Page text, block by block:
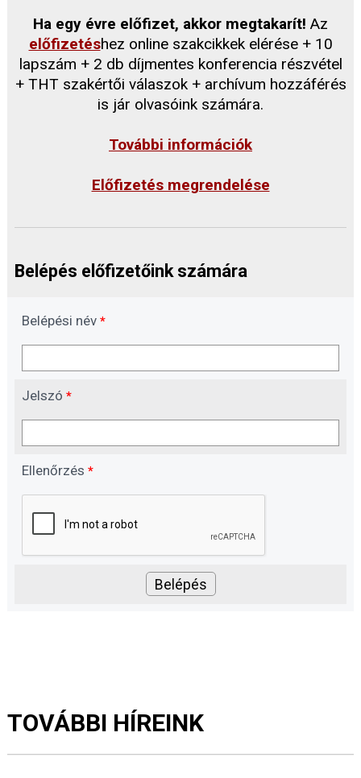
Ha egy évre előfizet, akkor megtakarít! Az
előfizetéshez online szakcikkek elérése + 10
lapszám + 2 db díjmentes konferencia részvétel
+ THT szakértői válaszok + archívum hozzáférés
is jár olvasóink számára.
További információk
Előfizetés megrendelése
Belépés előfizetőink számára
Belépési név *
Jelszó *
Ellenőrzés *
TOVÁBBI HÍREINK